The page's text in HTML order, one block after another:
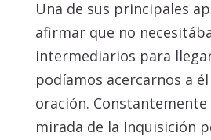
Una de sus principales
afirmar que no
intermediarios para
podíamos acercarnos a
oración.
mirada de la Inquisición